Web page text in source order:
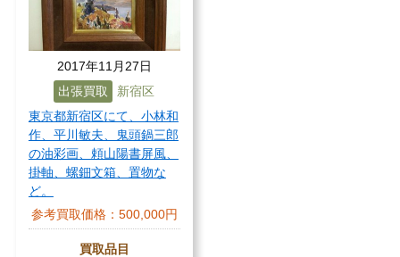
2017年11月27日
出張買取
新宿区
東京都新宿区にて、小林和
作、平川敏夫、鬼頭鍋三郎
の油彩画、頼山陽書屏風、
掛軸、螺鈿文箱、置物な
ど。
参考買取価格： 500,000円
買取品目